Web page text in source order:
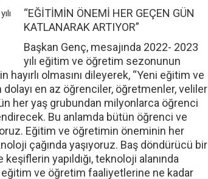
“EĞİTİMİN ÖNEMİ HER GEÇEN GÜN
KATLANARAK ARTIYOR”
Başkan Genç, mesajında 2022- 2023
yılı eğitim ve öğretim sezonunun
olmasını dileyerek, “Yeni eğitim ve
en az öğrenciler, öğretmenler, veliler
her yaş grubundan milyonlarca öğrenci
Bu anlamda bütün öğrenci ve
Eğitim ve öğretimin öneminin her
çağında yaşıyoruz. Baş döndürücü bir
yapıldığı, teknoloji alanında
eğitim ve öğretim faaliyetlerine ne kadar